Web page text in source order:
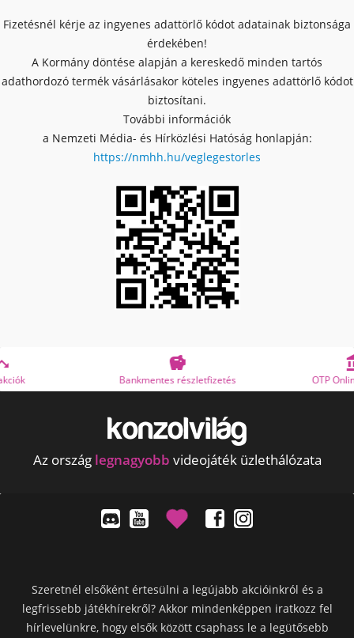
Fizetésnél kérje az ingyenes adattörlő kódot adatainak biztonsága
érdekében!
A Kormány döntése alapján a kereskedő minden tartós
adathordozó termék vásárlásakor köteles ingyenes adattörlő kódot
biztosítani.
További információk
a Nemzeti Média- és Hírközlési Hatóság honlapján:
https://nmhh.hu/veglegestorles
Bankmentes részletfizetés OTP Online Áruhitel
Az ország legnagyobb videojáték üzlethálózata
Szeretnél elsőként értesülni a legújabb akcióinkról és a
legfrissebb játékhírekről? Akkor mindenképpen iratkozz fel
hírlevelünkre, hogy elsők között csaphass le a legütősebb